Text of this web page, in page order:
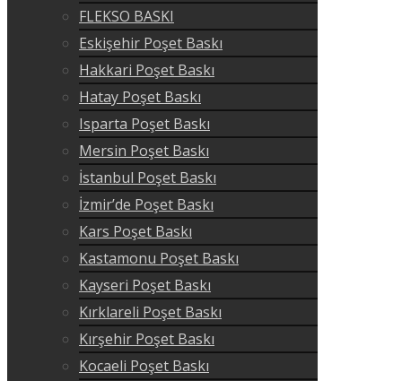
FLEKSO BASKI
Eskişehir Poşet Baskı
Hakkari Poşet Baskı
Hatay Poşet Baskı
Isparta Poşet Baskı
Mersin Poşet Baskı
İstanbul Poşet Baskı
İzmir’de Poşet Baskı
Kars Poşet Baskı
Kastamonu Poşet Baskı
Kayseri Poşet Baskı
Kırklareli Poşet Baskı
Kırşehir Poşet Baskı
Kocaeli Poşet Baskı